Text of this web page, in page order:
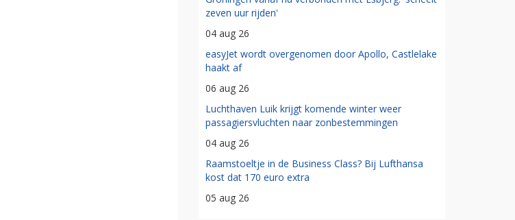
zeven uur rijden'
04 aug 26
easyJet wordt overgenomen door Apollo, Castlelake
haakt af
06 aug 26
Luchthaven Luik krijgt komende winter weer
passagiersvluchten naar zonbestemmingen
04 aug 26
Raamstoeltje in de Business Class? Bij Lufthansa
kost dat 170 euro extra
05 aug 26